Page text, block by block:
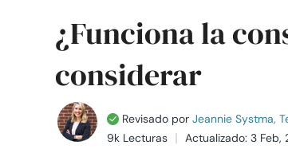
¿Funciona la
considerar
Revisado por Jeannie Systma,
9k Lecturas
Actualizado: 3 Feb,